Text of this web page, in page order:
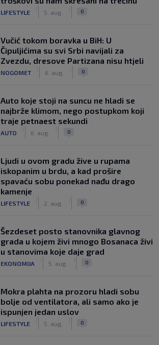
LIFESTYLE 5. aug. 0
Vučić tokom boravka u BiH: U
Čipuljićima su svi Srbi navijali za
Zvezdu, dresove Partizana nisu htjeli
NOGOMET 6. aug. 0
Auto koje stoji na suncu ne hladi se
najbrže klimom, nego postupkom koji
traje petnaest sekundi
AUTO 6. aug. 0
Ljudi u ovom gradu žive u rupama
iskopanim u brdu, a kad prošire
spavaću sobu ponekad nađu drago
kamenje
LIFESTYLE 2. aug. 0
Šezdeset posto stanovnika glavnog
grada u kojem živi mnogo Bosanaca živi
u stanovima koje daje grad
EKONOMIJA 5. aug. 0
Mokra plahta na prozoru hladi sobu
bolje od ventilatora, ali samo ako je
ispunjen jedan uslov
LIFESTYLE 5. aug. 0